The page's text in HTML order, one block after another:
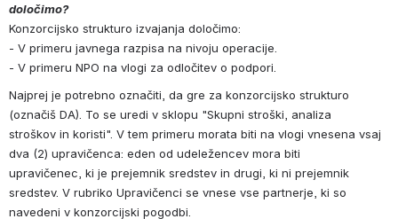
določimo?
Konzorcijsko strukturo izvajanja določimo:
- V primeru javnega razpisa na nivoju operacije.
- V primeru NPO na vlogi za odločitev o podpori.
Najprej je potrebno označiti, da gre za konzorcijsko strukturo
(označiš DA). To se uredi v sklopu "Skupni stroški, analiza
stroškov in koristi". V tem primeru morata biti na vlogi vnesena vsaj
dva (2) upravičenca: eden od udeležencev mora biti
upravičenec, ki je prejemnik sredstev in drugi, ki ni prejemnik
sredstev. V rubriko Upravičenci se vnese vse partnerje, ki so
navedeni v konzorcijski pogodbi.